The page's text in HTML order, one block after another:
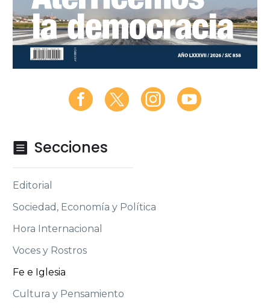
 Secciones
Editorial
Sociedad, Economía y Política
Hora Internacional
Voces y Rostros
Fe e Iglesia
Cultura y Pensamiento